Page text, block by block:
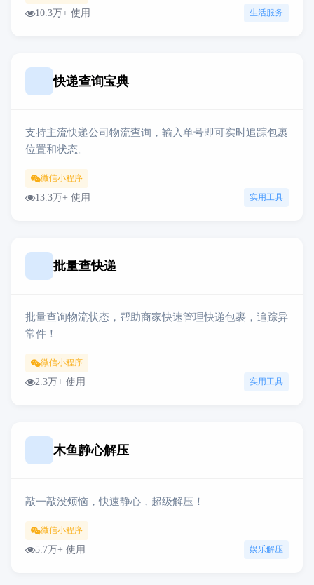
10.3万+ 使用 生活服务
快递查询宝典
支持主流快递公司物流查询，输入单号即可实时追踪包裹
位置和状态。
微信小程序
13.3万+ 使用 实用工具
批量查快递
批量查询物流状态，帮助商家快速管理快递包裹，追踪异
常件！
微信小程序
2.3万+ 使用 实用工具
木鱼静心解压
敲一敲没烦恼，快速静心，超级解压！
微信小程序
5.7万+ 使用 娱乐解压